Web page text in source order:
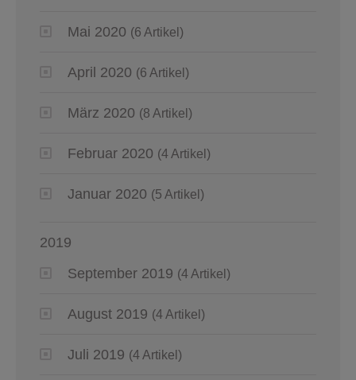
Mai 2020 (6 Artikel)
April 2020 (6 Artikel)
März 2020 (8 Artikel)
Februar 2020 (4 Artikel)
Januar 2020 (5 Artikel)
2019
September 2019 (4 Artikel)
August 2019 (4 Artikel)
Juli 2019 (4 Artikel)